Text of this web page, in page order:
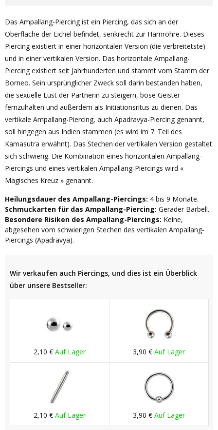
Das Ampallang-Piercing ist ein Piercing, das sich an der
Oberfläche der Eichel befindet, senkrecht zur Harnröhre. Dieses
Piercing existiert in einer horizontalen Version (die verbreitetste)
und in einer vertikalen Version. Das horizontale Ampallang-
Piercing existiert seit Jahrhunderten und stammt vom Stamm der
Borneo. Sein ursprünglicher Zweck soll darin bestanden haben,
die sexuelle Lust der Partnerin zu steigern, böse Geister
fernzuhalten und außerdem als Initiationsritus zu dienen. Das
vertikale Ampallang-Piercing, auch Apadravya-Piercing genannt,
soll hingegen aus Indien stammen (es wird im 7. Teil des
Kamasutra erwähnt). Das Stechen der vertikalen Version gestaltet
sich schwierig. Die Kombination eines horizontalen Ampallang-
Piercings und eines vertikalen Ampallang-Piercings wird «
Magisches Kreuz » genannt.
Heilungsdauer des Ampallang-Piercings: 4 bis 9 Monate.
Schmuckarten für das Ampallang-Piercing: Gerader Barbell.
Besondere Risiken des Ampallang-Piercings: Keine,
abgesehen vom schwierigen Stechen des vertikalen Ampallang-
Piercings (Apadravya).
Wir verkaufen auch Piercings, und dies ist ein Überblick
über unsere Bestseller:
2,10 € Auf Lager 3,90 € Auf Lager
2,10 € Auf Lager 3,90 € Auf Lager